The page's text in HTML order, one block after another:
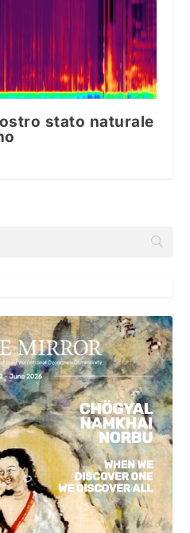
stato naturale